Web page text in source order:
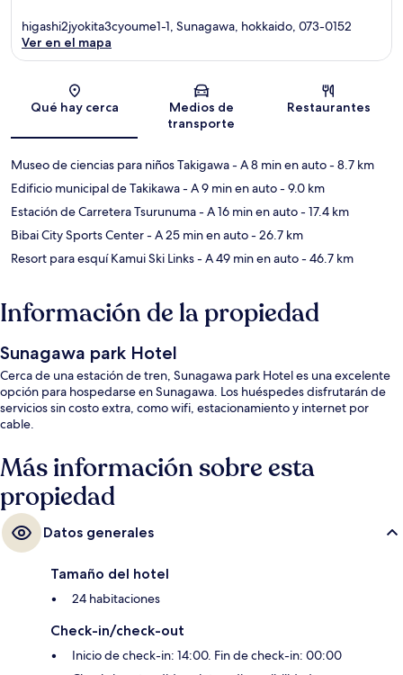
Sección del mapa
higashi2jyokita3cyoume1-1, Sunagawa, hokkaido, 073-0152
Ver en el mapa
Qué hay cerca
Medios de
transporte
Restaurantes
Museo de ciencias para niños Takigawa- A 8 min en auto- 8.7 km
Edificio municipal de Takikawa- A 9 min en auto- 9.0 km
Estación de Carretera Tsurunuma- A 16 min en auto- 17.4 km
Bibai City Sports Center- A 25 min en auto- 26.7 km
Resort para esquí Kamui Ski Links- A 49 min en auto- 46.7 km
Información de la propiedad
Sunagawa park Hotel
Cerca de una estación de tren, Sunagawa park Hotel es una excelente
opción para hospedarse en Sunagawa. Los huéspedes disfrutarán de
servicios sin costo extra, como wifi, estacionamiento y internet por
cable.
Más información sobre esta
propiedad
Datos generales
Tamaño del hotel
24 habitaciones
Check-in/check-out
Inicio de check-in: 14:00. Fin de check-in: 00:00